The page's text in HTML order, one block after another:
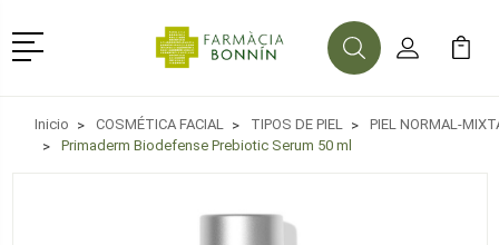
Menú
BuscarMi Cuenta
Mi
Inicio COSMÉTICA FACIAL TIPOS DE PIEL
PIEL NORMAL-
Primaderm Biodefense Prebiotic Serum 50 ml